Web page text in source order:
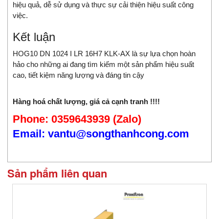
hiệu quả, dễ sử dụng và thực sự cải thiện hiệu suất công
việc.
Kết luận
HOG10 DN 1024 I LR 16H7 KLK-AX là sự lựa chọn hoàn
hảo cho những ai đang tìm kiếm một sản phẩm hiệu suất
cao, tiết kiệm năng lượng và đáng tin cậy
Hàng hoá chất lượng, giá cả cạnh tranh !!!!
Phone: 0359643939 (Zalo)
Email: vantu@songthanhcong.com
Sản phẩm liên quan